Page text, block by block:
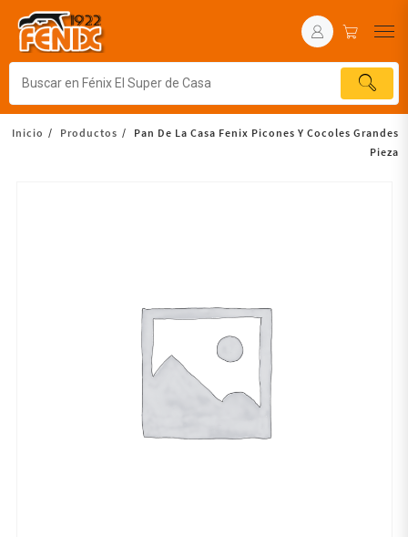
Inicio Productos
Pan De La Casa Fenix Picones Y Cocoles Grandes
Pieza